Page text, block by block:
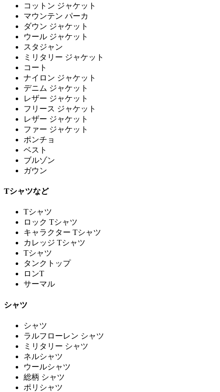
コットン ジャケット
マウンテン パーカ
ダウン ジャケット
ウール ジャケット
スタジャン
ミリタリー ジャケット
コート
ナイロン ジャケット
デニム ジャケット
レザー ジャケット
フリース ジャケット
レザー ジャケット
ファー ジャケット
ポンチョ
ベスト
ブルゾン
ガウン
Tシャツなど
Tシャツ
ロック Tシャツ
キャラクター Tシャツ
カレッジ Tシャツ
Tシャツ
タンクトップ
ロンT
サーマル
シャツ
シャツ
ラルフローレン シャツ
ミリタリー シャツ
ネルシャツ
ウールシャツ
総柄 シャツ
ポリシャツ